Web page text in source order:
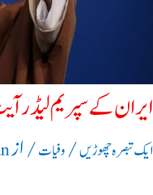
ایران کے سپریم لیڈر
ایک تبصرہ چھوڑیں/وفیات/ از